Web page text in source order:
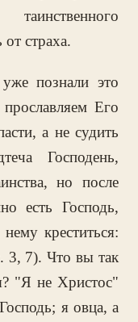
от страха.
познали это
Его
а не судить
Господень,
но после
есть Господь,
креститься:
7). Что вы так
"Я не Христос"
я овца, а